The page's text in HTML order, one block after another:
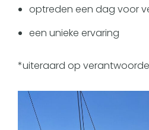
optreden een dag voor
een unieke ervaring
*uiteraard op